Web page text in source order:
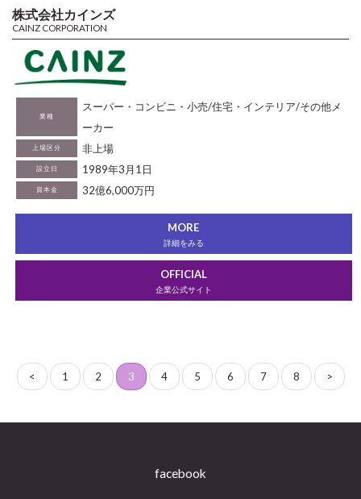
株式会社カインズ
CAINZ CORPORATION
業種
スーパー・コンビニ・小売/住宅・インテリア/その他メ
ーカー
上場区分 非上場
設立日 1989年3月1日
資本金 32億6,000万円
MORE
詳細をみる
OFFICIAL
企業公式サイト
< 1 2 3 4 5 6 7 8 >
facebook